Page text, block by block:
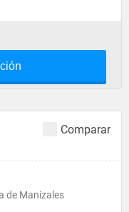
Comparar
de Manizales